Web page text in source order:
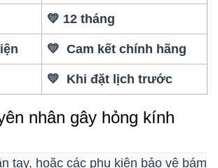
💛 12 tháng
💛 Cam kết chính hãng
💛 Khi đặt lịch trước
nhân gây hỏng kính
tay, hoặc các phụ kiện bảo vệ bám